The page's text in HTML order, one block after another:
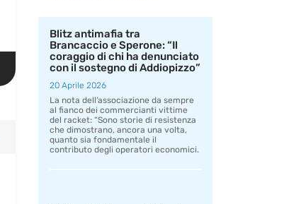
Blitz antimafia tra
Brancaccio e Sperone: “Il
coraggio di chi ha denunciato
con il sostegno di Addiopizzo”
20 Aprile 2026
La nota dell’associazione da sempre
al fianco dei commercianti vittime
del racket: “Sono storie di resistenza
che dimostrano, ancora una volta,
quanto sia fondamentale il
contributo degli operatori economici.